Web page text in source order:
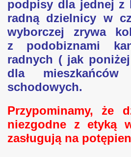
podpisy dla jednej z
radną dzielnicy w
wyborczej zrywa
z podobiznami
radnych ( jak
dla
schodowych.
Przypominamy, że
niezgodne z
zasługują na
III Kadencję 2019 - 2024